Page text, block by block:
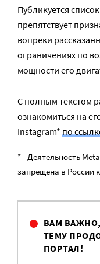
Публикуется
препятствует
вопреки
ограничениях по
мощности его
С полным текстом
ознакомиться на
Instagram* по
* - Деятельность
запрещена в России
ВАМ
ТЕМУ
ПОРТАЛ!